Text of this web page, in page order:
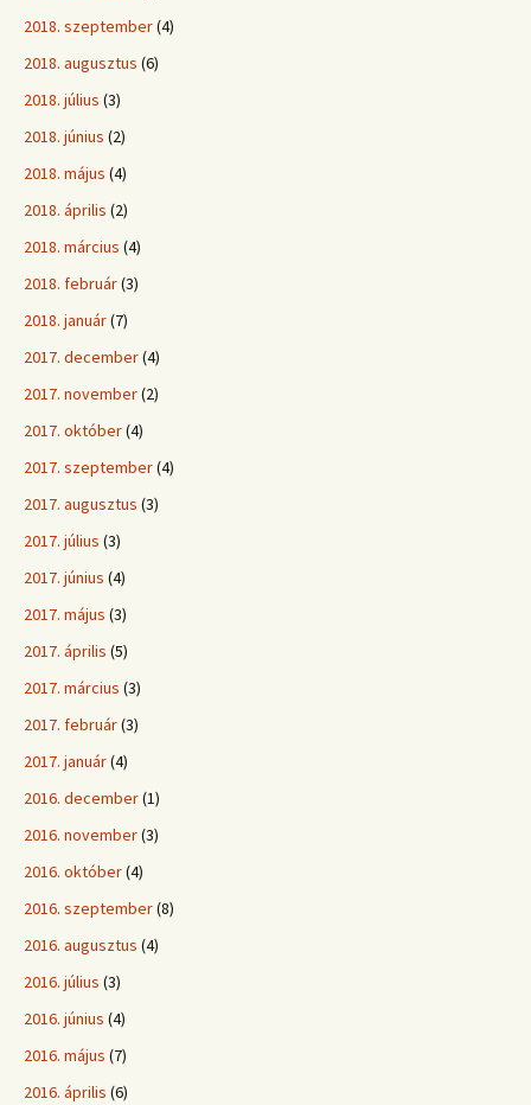
2018. szeptember(4)
2018. augusztus (6)
2018. július (3)
2018. június (2)
2018. május (4)
2018. április (2)
2018. március (4)
2018. február(3)
2018. január(7)
2017. december(4)
2017. november(2)
2017. október(4)
2017. szeptember(4)
2017. augusztus (3)
2017. július (3)
2017. június (4)
2017. május (3)
2017. április (5)
2017. március (3)
2017. február(3)
2017. január(4)
2016. december(1)
2016. november(3)
2016. október(4)
2016. szeptember(8)
2016. augusztus (4)
2016. július (3)
2016. június (4)
2016. május (7)
2016. április (6)